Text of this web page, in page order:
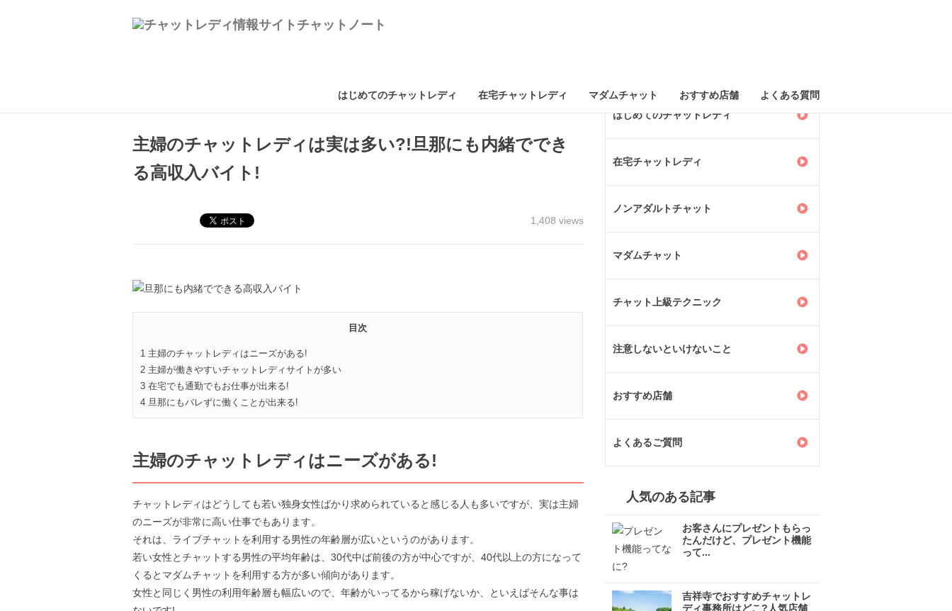
はじめてのチャットレディ 在宅チャットレディ マダムチャット おすすめ店舗 よくある質問
> 主婦のチャットレディは実は多い?!旦那にも内緒でできる高収入バイト!
主婦のチャットレディは実は多い?!旦那にも内緒ででき
る高収入バイト!
1,408 views
目次
1 主婦のチャットレディはニーズがある!
2 主婦が働きやすいチャットレディサイトが多い
3 在宅でも通勤でもお仕事が出来る!
4 旦那にもバレずに働くことが出来る!
主婦のチャットレディはニーズがある!
チャットレディはどうしても若い独身女性ばかり求められていると感じる人も多いですが、実は主婦
のニーズが非常に高い仕事でもあります。
それは、ライブチャットを利用する男性の年齢層が広いというのがあります。
若い女性とチャットする男性の平均年齢は、30代中ば前後の方が中心ですが、40代以上の方になって
くるとマダムチャットを利用する方が多い傾向があります。
女性と同じく男性の利用年齢層も幅広いので、年齢がいってるから稼げないか、といえばそんな事は
はじめてのチャットレディ
在宅チャットレディ
ノンアダルトチャット
マダムチャット
チャット上級テクニック
注意しないといけないこと
おすすめ店舗
よくあるご質問
人気のある記事
お客さんにプレゼントもらっ
たんだけど、プレゼント機能
って...
吉祥寺でおすすめチャットレ
ディ事務所はどこ?人気店舗